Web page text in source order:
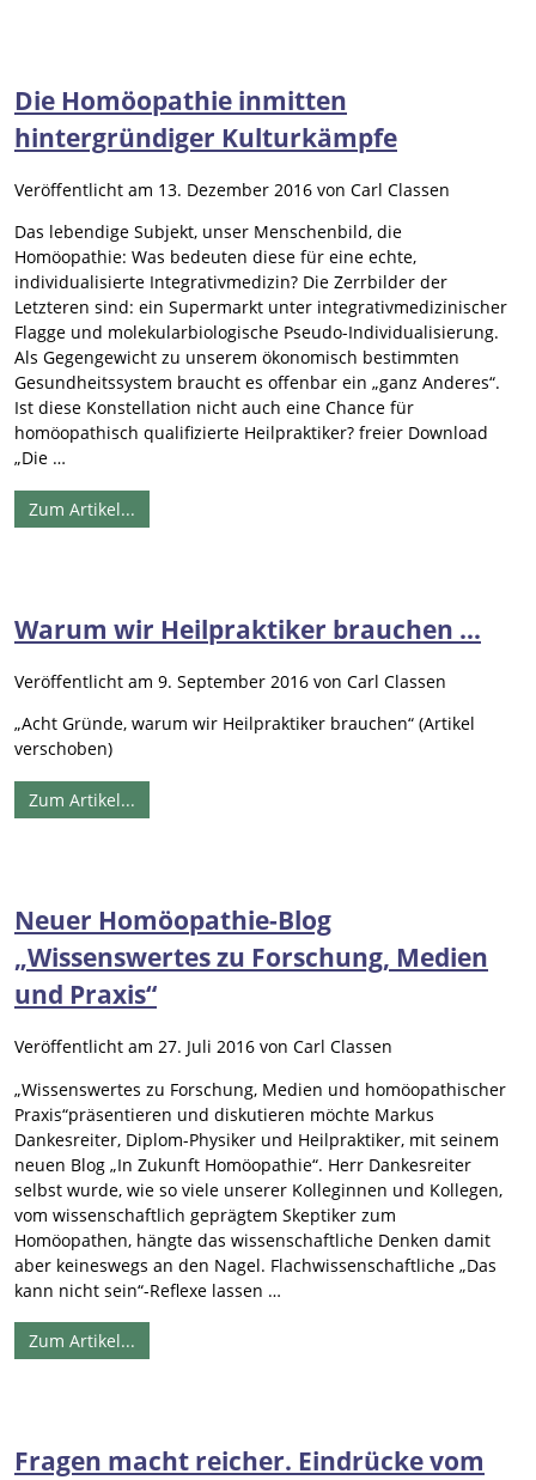
Die Homöopathie inmitten
hintergründiger Kulturkämpfe
Veröffentlicht am 13. Dezember 2016 von Carl Classen
Das lebendige Subjekt, unser Menschenbild, die
Homöopathie: Was bedeuten diese für eine echte,
individualisierte Integrativmedizin? Die Zerrbilder der
Letzteren sind: ein Supermarkt unter integrativmedizinischer
Flagge und molekularbiologische Pseudo-Individualisierung.
Als Gegengewicht zu unserem ökonomisch bestimmten
Gesundheitssystem braucht es offenbar ein „ganz Anderes“.
Ist diese Konstellation nicht auch eine Chance für
homöopathisch qualifizierte Heilpraktiker? freier Download
„Die …
Zum Artikel...
Warum wir Heilpraktiker brauchen …
Veröffentlicht am 9. September 2016 von Carl Classen
„Acht Gründe, warum wir Heilpraktiker brauchen“ (Artikel
verschoben)
Zum Artikel...
Neuer Homöopathie-Blog
„Wissenswertes zu Forschung, Medien
und Praxis“
Veröffentlicht am 27. Juli 2016 von Carl Classen
„Wissenswertes zu Forschung, Medien und homöopathischer
Praxis“präsentieren und diskutieren möchte Markus
Dankesreiter, Diplom-Physiker und Heilpraktiker, mit seinem
neuen Blog „In Zukunft Homöopathie“. Herr Dankesreiter
selbst wurde, wie so viele unserer Kolleginnen und Kollegen,
vom wissenschaftlich geprägtem Skeptiker zum
Homöopathen, hängte das wissenschaftliche Denken damit
aber keineswegs an den Nagel. Flachwissenschaftliche „Das
kann nicht sein“-Reflexe lassen …
Zum Artikel...
Fragen macht reicher. Eindrücke vom